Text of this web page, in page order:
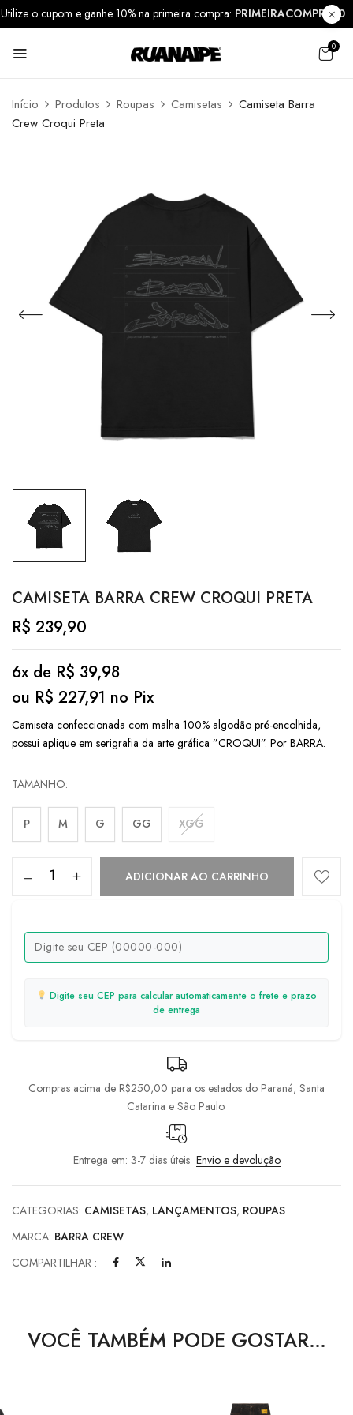
Utilize o cupom e ganhe 10% na primeira compra:
0
Início Produtos Roupas Camisetas
Camiseta Barra
Crew Croqui Preta
CAMISETA BARRA CREW CROQUI PRETA
R$ 239,90
6x de R$ 39,98
ou R$ 227,91 no Pix
Camiseta confeccionada com malha 100% algodão pré-encolhida,
possui aplique em serigrafia da arte gráfica ”CROQUI”. Por BARRA.
TAMANHO
P M G GG XGG
ADICIONAR AO CARRINHO
Digite seu CEP para calcular automaticamente o frete e prazo
de entrega
Compras acima de R$250,00 para os estados do Paraná, Santa
Catarina e São Paulo.
Entrega em: 3-7 dias úteis Envio e devolução
CATEGORIAS: CAMISETAS, LANÇAMENTOS, ROUPAS
MARCA: BARRA CREW
COMPARTILHAR :
VOCÊ TAMBÉM PODE GOSTAR…